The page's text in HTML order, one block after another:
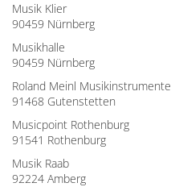
Musik Klier
90459 Nürnberg
Musikhalle
90459 Nürnberg
Roland Meinl Musikinstrumente
91468 Gutenstetten
Musicpoint Rothenburg
91541 Rothenburg
Musik Raab
92224 Amberg